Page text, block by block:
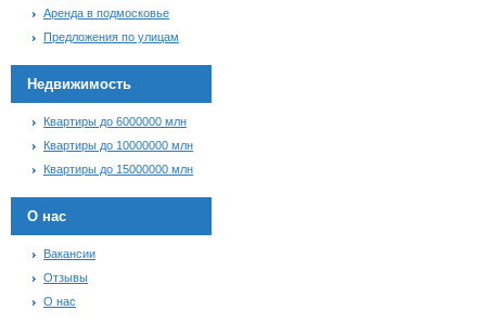
Аренда в подмосковье
Предложения по улицам
Недвижимость
Квартиры до 6000000 млн
Квартиры до 10000000 млн
Квартиры до 15000000 млн
О нас
Вакансии
Отзывы
О нас